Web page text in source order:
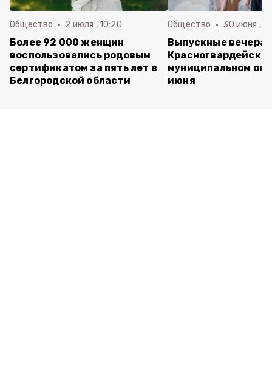
Общество 2 июля , 10:20
Более 92 000 женщин
воспользовались родовым
сертификатом за пять лет в
Белгородской области
Общество 30 июня ,
Выпускные вечера
муниципальном
июня